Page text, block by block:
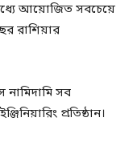
আয়োজিত সবচেয়ে
রাশিয়ার
সব
প্রতিষ্ঠান।